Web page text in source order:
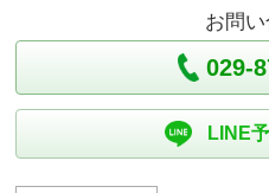
お問
029-
LINE